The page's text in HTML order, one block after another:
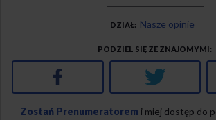
DZIAŁ Nasze opinie
PODZIEL SIĘ ZE ZNAJOMYMI
Facebook Twitter
Zostań Prenumeratorem i miej dostęp do